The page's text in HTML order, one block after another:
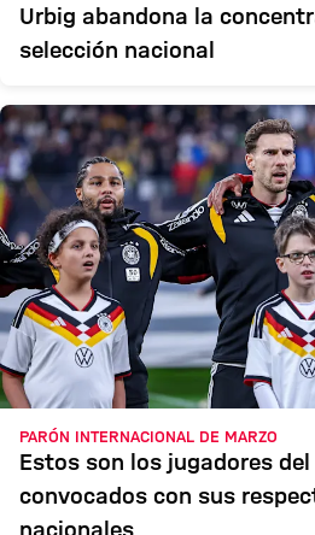
Urbig abandona la
selección nacional
PARÓN INTERNACIONAL DE MARZO
Estos son los jugadores del
convocados con sus
nacionales